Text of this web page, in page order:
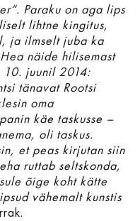
Paraku on aga lips
lihtne kingitus,
ja ilmselt juba ka
näide hilisemast
10. juunil 2014:
tänavat Rootsi
oma
käe taskusse –
oli taskus.
et peas kirjutan siin
ruttab seltskonda,
õige koht kätte
vähemalt kunstis